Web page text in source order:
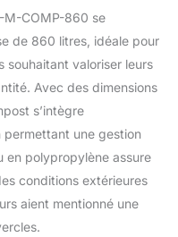
M-COMP-860 se
de 860 litres, idéale pour
souhaitant valoriser leurs
Avec des dimensions
s’intègre
une gestion
en polypropylène assure
conditions extérieures
aient mentionné une